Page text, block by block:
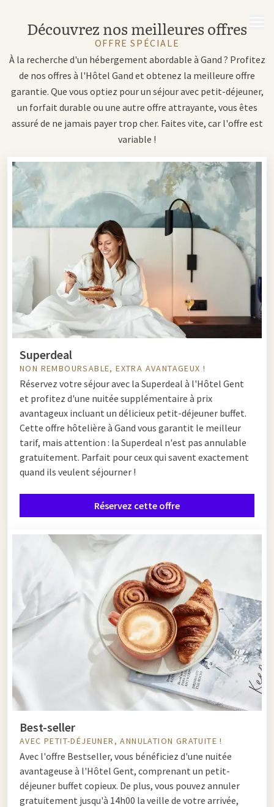
Découvrez nos meilleures offres
OFFRE SPÉCIALE
À la recherche d'un hébergement abordable à Gand ? Profitez
de nos offres à l'Hôtel Gand et obtenez la meilleure offre
garantie. Que vous optiez pour un séjour avec petit-déjeuner,
un forfait durable ou une autre offre attrayante, vous êtes
assuré de ne jamais payer trop cher. Faites vite, car l'offre est
variable !
Superdeal
NON REMBOURSABLE, EXTRA AVANTAGEUX !
Réservez votre séjour avec la Superdeal à l'Hôtel Gent
et profitez d'une nuitée supplémentaire à prix
avantageux incluant un délicieux petit-déjeuner buffet.
Cette offre hôtelière à Gand vous garantit le meilleur
tarif, mais attention : la Superdeal n'est pas annulable
gratuitement. Parfait pour ceux qui savent exactement
quand ils veulent séjourner !
Réservez cette offre
Best-seller
AVEC PETIT-DÉJEUNER, ANNULATION GRATUITE !
Avec l'offre Bestseller, vous bénéficiez d'une nuitée
avantageuse à l'Hôtel Gent, comprenant un petit-
déjeuner buffet copieux. De plus, vous pouvez annuler
gratuitement jusqu'à 14h00 la veille de votre arrivée,